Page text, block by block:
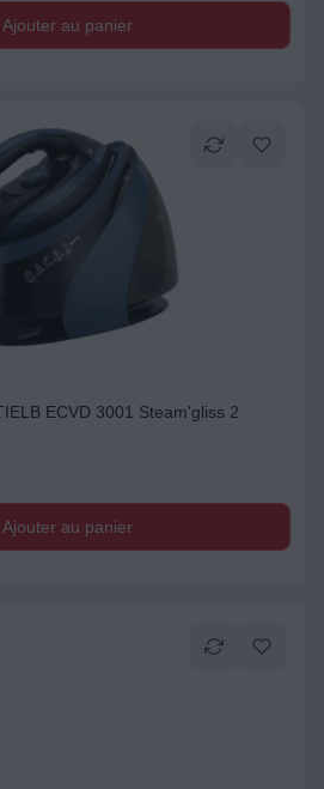
au panier
ECVD 3001 Steam'gliss 2
au panier